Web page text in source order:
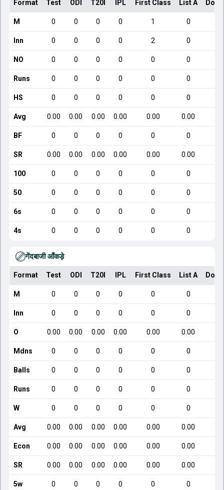
Format Test ODI T20I IPL First Class List A
M 0 0 0 0 1 0
Inn 0 0 0 0 2 0
NO 0 0 0 0 0 0
Runs 0 0 0 0 0 0
HS 0 0 0 0 0 0
Avg 0.00 0.00 0.00 0.00 0.00 0.00
BF 0 0 0 0 0 0
SR 0.00 0.00 0.00 0.00 0.00 0.00
100 0 0 0 0 0 0
50 0 0 0 0 0 0
6s 0 0 0 0 0 0
4s 0 0 0 0 0 0
गेंदबाजी आँकड़े
Format Test ODI T20I IPL First Class List A
M 0 0 0 0 0 0
Inn 0 0 0 0 0 0
O 0.00 0.00 0.00 0.00 0.00 0.00
Mdns 0 0 0 0 0 0
Balls 0 0 0 0 0 0
Runs 0 0 0 0 0 0
W 0 0 0 0 0 0
Avg 0.00 0.00 0.00 0.00 0.00 0.00
Econ 0.00 0.00 0.00 0.00 0.00 0.00
SR 0.00 0.00 0.00 0.00 0.00 0.00
5w 0 0 0 0 0 0